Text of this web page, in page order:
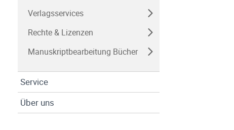
Verlagsservices
Rechte & Lizenzen
Manuskriptbearbeitung Bücher
Service
Über uns